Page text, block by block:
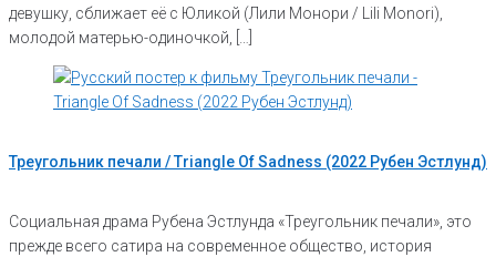
девушку, сближает её с Юликой (Лили Монори / Lili Monori),
молодой матерью-одиночкой, […]
Треугольник печали / Triangle Of Sadness (2022 Рубен Эстлунд)
Социальная драма Рубена Эстлунда «Треугольник печали», это
прежде всего сатира на современное общество, история